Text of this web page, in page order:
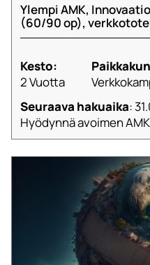
Ylempi AMK,
(60/90 op),
Kesto:
2 Vuotta
Seuraava hakuaika:
Hyödynnä avoimen